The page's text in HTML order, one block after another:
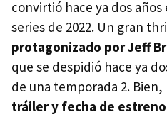
convirtió hace ya dos
series de 2022. Un gran
protagonizado por Jeff
que se despidió hace ya
de una temporada 2. Bien,
tráiler y fecha de estreno